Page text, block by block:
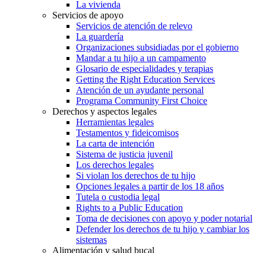
La vivienda
Servicios de apoyo
Servicios de atención de relevo
La guardería
Organizaciones subsidiadas por el gobierno
Mandar a tu hijo a un campamento
Glosario de especialidades y terapias
Getting the Right Education Services
Atención de un ayudante personal
Programa Community First Choice
Derechos y aspectos legales
Herramientas legales
Testamentos y fideicomisos
La carta de intención
Sistema de justicia juvenil
Los derechos legales
Si violan los derechos de tu hijo
Opciones legales a partir de los 18 años
Tutela o custodia legal
Rights to a Public Education
Toma de decisiones con apoyo y poder notarial
Defender los derechos de tu hijo y cambiar los
sistemas
Alimentación y salud bucal